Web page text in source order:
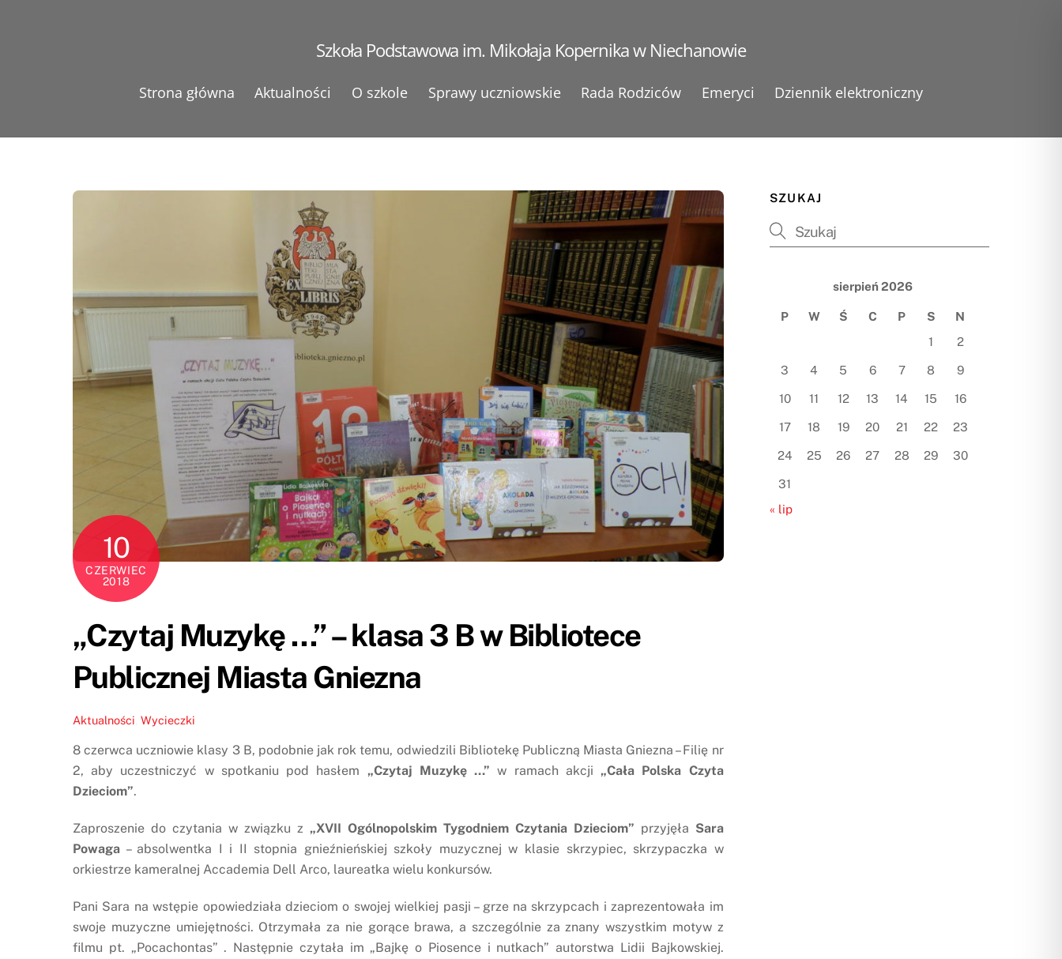
Szkoła Podstawowa im. Mikołaja Kopernika w Niechanowie
Strona główna Aktualności O szkole Sprawy uczniowskie Rada Rodziców Emeryci Dziennik elektroniczny
10
CZERWIEC
2018
„Czytaj Muzykę …” – klasa 3 B w Bibliotece
Publicznej Miasta Gniezna
Aktualności Wycieczki
8 czerwca uczniowie klasy 3 B, podobnie jak rok temu, odwiedzili Bibliotekę Publiczną Miasta Gniezna – Filię nr
2, aby uczestniczyć w spotkaniu pod hasłem „Czytaj Muzykę …” w ramach akcji „Cała Polska Czyta
Dzieciom”.
Zaproszenie do czytania w związku z „XVII Ogólnopolskim Tygodniem Czytania Dzieciom” przyjęła Sara
Powaga – absolwentka I i II stopnia gnieźnieńskiej szkoły muzycznej w klasie skrzypiec, skrzypaczka w
orkiestrze kameralnej Accademia Dell Arco, laureatka wielu konkursów.
Pani Sara na wstępie opowiedziała dzieciom o swojej wielkiej pasji – grze na skrzypcach i zaprezentowała im
swoje muzyczne umiejętności. Otrzymała za nie gorące brawa, a szczególnie za znany wszystkim motyw z
filmu pt. „Pocachontas” . Następnie czytała im „Bajkę o Piosence i nutkach” autorstwa Lidii Bajkowskiej.
SZUKAJ
sierpień 2026
P W Ś C P S
N
1
2
3 4 5 6 7 8 9
10 11 12 13 14 15 16
17 18 19 20 21 22 23
24 25 26 27 28 29 30
31
« lip